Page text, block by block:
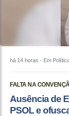
há 14 horas - Em
FALTA NA
Ausência de
PSOL e